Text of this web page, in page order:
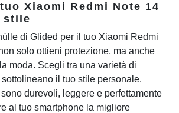
Xiaomi Redmi Note 14
stile
di Glided per il tuo Xiaomi Redmi
solo ottieni protezione, ma anche
moda. Scegli tra una varietà di
il tuo stile personale.
durevoli, leggere e perfettamente
al tuo smartphone la migliore